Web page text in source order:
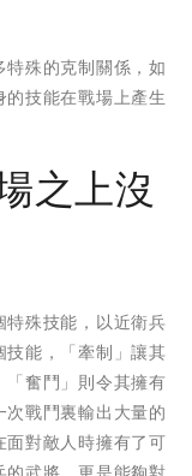
殊的克制關係，如
技能在戰場上產生
之上沒
特殊技能，以近衛兵
能，「牽制」讓其
奮鬥」則令其擁有
戰鬥裏輸出大量的
對敵人時擁有了可